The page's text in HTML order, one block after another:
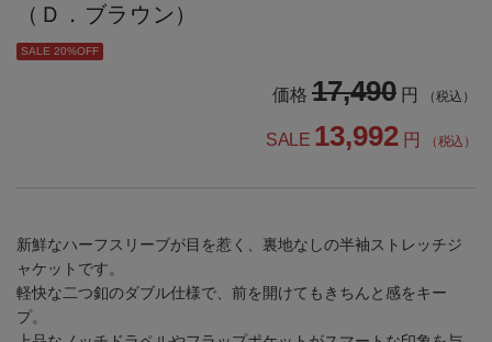
（Ｄ．ブラウン）
SALE 20%OFF
価格 17,490 円 （税込）
SALE 13,992 円 （税込）
新鮮なハーフスリーブが目を惹く、裏地なしの半袖ストレッチジ
ャケットです。
軽快な二つ釦のダブル仕様で、前を開けてもきちんと感をキー
プ。